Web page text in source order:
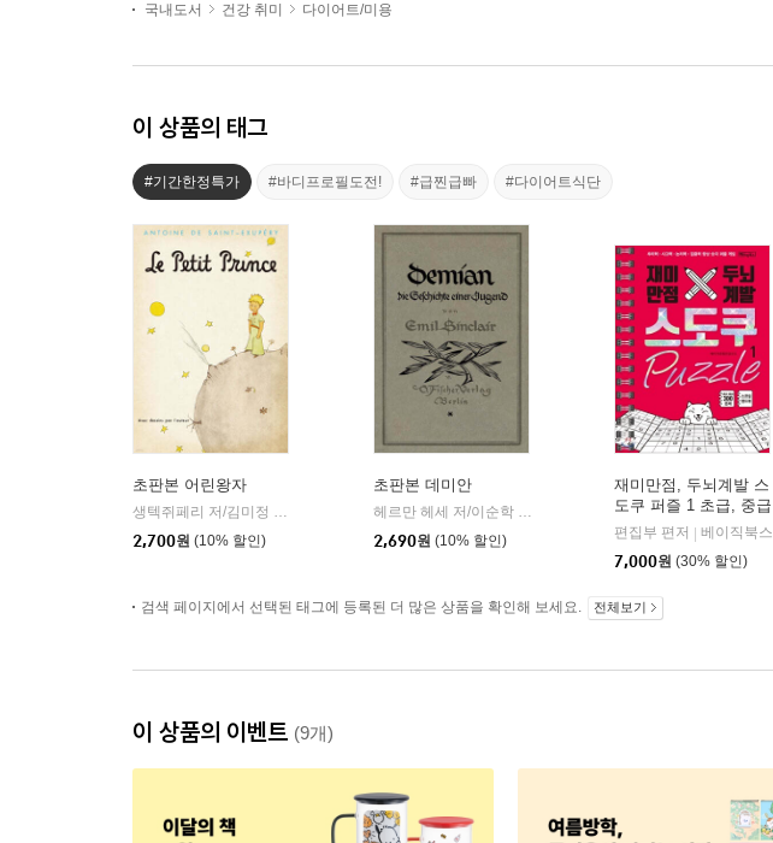
국내도서
건강 취미 다이어트/미용
이 상품의 태그
#기간한정특가 #바디프로필도전! #급찐급빠 #다이어트식단
초판본 어린왕자
생텍쥐페리 저/김미정 역
2,700원 (10% 할인)
초판본 데미안
헤르만 헤세 저/이순학 역
2,690원 (10% 할인)
재미만점, 두뇌계발 스
도쿠 퍼즐 1 초급, 중급
편집부 편저
베이직북스
7,000원 (30% 할인)
검색 페이지에서 선택된 태그에 등록된 더 많은 상품을 확인해 보세요. 전체보기
이 상품의 이벤트 (9개)